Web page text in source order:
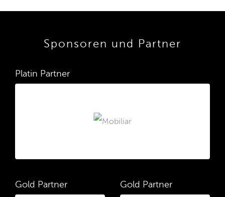
Sponsoren und Partner
Platin Partner
Gold Partner Gold Partner